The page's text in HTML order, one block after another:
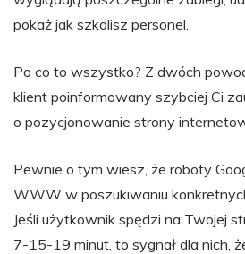
pokaż jak szkolisz personel.
Po co to wszystko? Z dwóch
klient poinformowany szybciej Ci
o pozycjonowanie strony
Pewnie o tym wiesz, że roboty
WWW w poszukiwaniu
Jeśli użytkownik spędzi na Twojej
7-15-19 minut, to sygnał dla nich,